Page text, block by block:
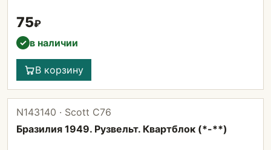
75₽
✓ в наличии
В корзину
N143140 · Scott С76
Бразилия 1949. Рузвельт. Квартблок (*-**)